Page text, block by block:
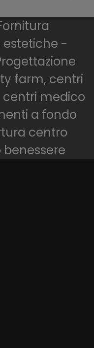
-
farm, centri
centri medico
a fondo
centro